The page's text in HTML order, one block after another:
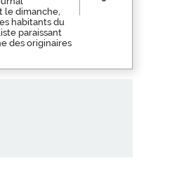
le dimanche,
habitants du
paraissant
des originaires